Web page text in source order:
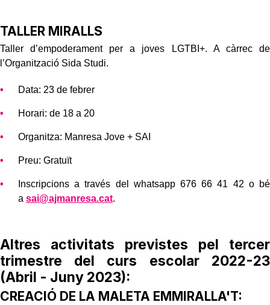
TALLER MIRALLS
Taller d’empoderament per a joves LGTBI+. A càrrec de
l’Organització Sida Studi.
Data: 23 de febrer
Horari: de 18 a 20
Organitza: Manresa Jove + SAI
Preu: Gratuït
Inscripcions a través del whatsapp 676 66 41 42 o bé
a sai@ajmanresa.cat.
Altres activitats previstes pel tercer
trimestre del curs escolar 2022-23
(Abril - Juny 2023):
CREACIÓ DE LA MALETA EMMIRALLA'T: